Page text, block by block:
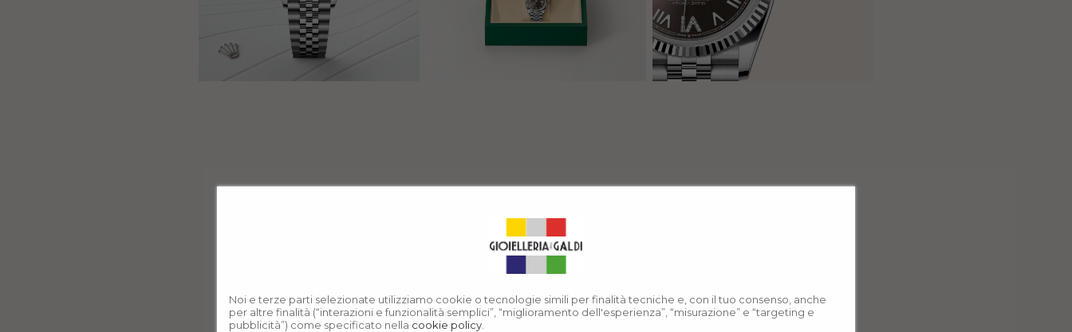
Noi e terze parti selezionate utilizziamo cookie o tecnologie simili per finalità tecniche e, con il tuo consenso, anche
per altre finalità (“interazioni e funzionalità semplici”, “miglioramento dell'esperienza”, “misurazione” e “targeting e
pubblicità”) come specificato nella cookie policy